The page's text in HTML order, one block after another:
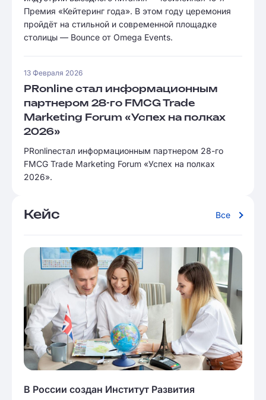
Премия «Кейтеринг года». В этом году церемония
пройдёт на стильной и современной площадке
столицы — Bounce от Omega Events.
13 Февраля 2026
PRonline стал информационным
партнером 28-го FMCG Trade
Marketing Forum «Успех на полках
2026»
PRonlineстал информационным партнером 28-го
FMCG Trade Marketing Forum «Успех на полках
2026».
Кейс Все
В России создан Институт Развития